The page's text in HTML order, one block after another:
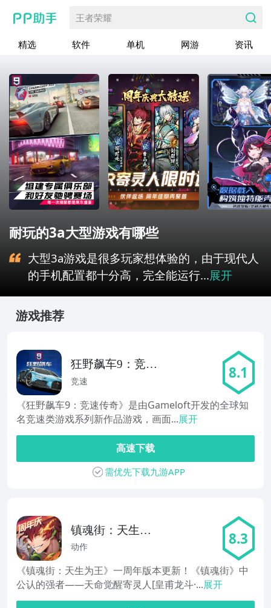
王者荣耀
精选 软件 单机 网游 资讯
耐玩的3a大型游戏有哪些
大型3a游戏是很多玩家想体验的，由于现代人
的手机配置都十分高，完全能运行...展开
游戏推荐
狂野飙车9：竞速
传奇
竞速 8.1
《狂野飙车9：竞速传奇》是由Gameloft开发的全球知
名竞速类游戏系列新作品游戏，画面...展开
高速下载
需优先下载九游APP
镇魂街：天生为
王
动作 8.3
《镇魂街：天生为王》一周年版本更新！《镇魂街》中
公认的强者——天命觉醒寄灵人[皇甫龙斗·...展开